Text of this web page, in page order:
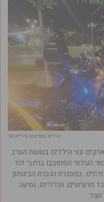
קרדיט: באדיבות עיריית לוד
וגני הילדים בשעות הערב
העירוני הסתובבו ברחבי לוד
במסגרת הגברת הביטחון
מרעישים, וונדליזם, נסיעה